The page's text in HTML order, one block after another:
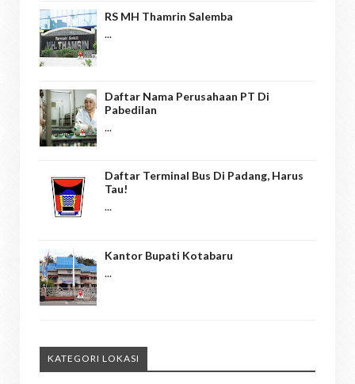
RS MH Thamrin Salemba
...
Daftar Nama Perusahaan PT Di
Pabedilan
...
Daftar Terminal Bus Di Padang, Harus
Tau!
...
Kantor Bupati Kotabaru
...
KATEGORI LOKASI